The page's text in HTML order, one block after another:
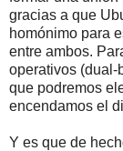
gracias a que
homónimo para
entre ambos.
operativos (dual-
que podremos
encendamos el
Y es que de